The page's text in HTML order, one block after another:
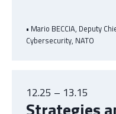
• Mario BECCIA, Deputy
Cybersecurity, NATO
12.25 – 13.15